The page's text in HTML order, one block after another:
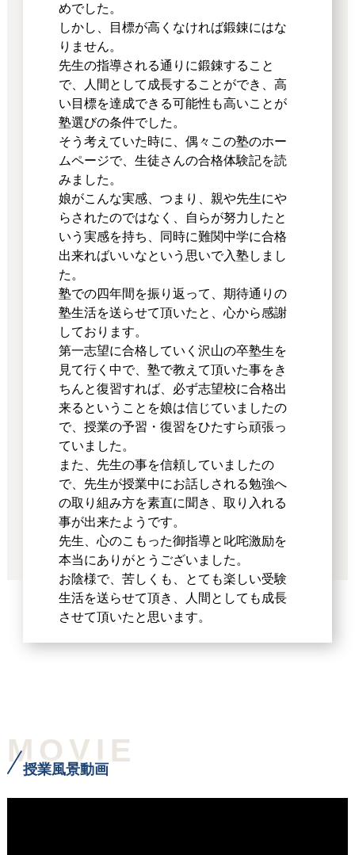
めでした。
しかし、目標が高くなければ鍛錬にはな
りません。
先生の指導される通りに鍛錬すること
で、人間として成長することができ、高
い目標を達成できる可能性も高いことが
塾選びの条件でした。
そう考えていた時に、偶々この塾のホー
ムページで、生徒さんの合格体験記を読
みました。
娘がこんな実感、つまり、親や先生にや
らされたのではなく、自らが努力したと
いう実感を持ち、同時に難関中学に合格
出来ればいいなという思いで入塾しまし
た。
塾での四年間を振り返って、期待通りの
塾生活を送らせて頂いたと、心から感謝
しております。
第一志望に合格していく沢山の卒塾生を
見て行く中で、塾で教えて頂いた事をき
ちんと復習すれば、必ず志望校に合格出
来るということを娘は信じていましたの
で、授業の予習・復習をひたすら頑張っ
ていました。
また、先生の事を信頼していましたの
で、先生が授業中にお話しされる勉強へ
の取り組み方を素直に聞き、取り入れる
事が出来たようです。
先生、心のこもった御指導と叱咤激励を
本当にありがとうございました。
お陰様で、苦しくも、とても楽しい受験
生活を送らせて頂き、人間としても成長
させて頂いたと思います。
授業風景動画
MOVIE